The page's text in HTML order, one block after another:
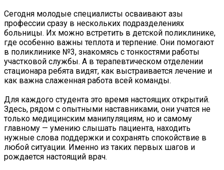
Сегодня молодые специалисты осваивают азы
профессии сразу в нескольких подразделениях
больницы. Их можно встретить в детской поликлинике,
где особенно важны теплота и терпение. Они помогают
в поликлинике №3, знакомясь с тонкостями работы
участковой службы. А в терапевтическом отделении
стационара ребята видят, как выстраивается лечение и
как важна слаженная работа всей команды.
Для каждого студента это время настоящих открытий.
Здесь, рядом с опытными наставниками, они учатся не
только медицинским манипуляциям, но и самому
главному — умению слышать пациента, находить
нужные слова поддержки и сохранять спокойствие в
любой ситуации. Именно из таких первых шагов и
рождается настоящий врач.